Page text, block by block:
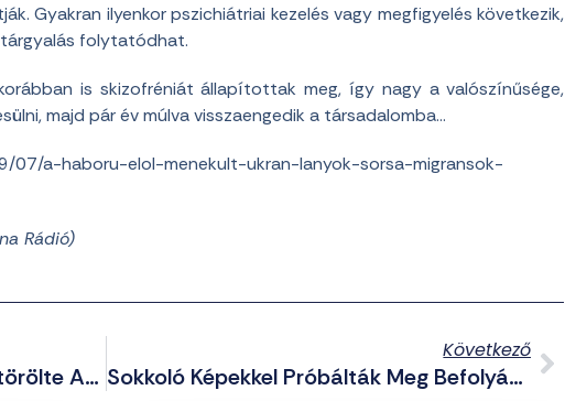
Gyakran ilyenkor pszichiátriai kezelés vagy megfigyelés következik,
tárgyalás folytatódhat.
is skizofréniát állapítottak meg, így nagy a valószínűsége,
majd pár év múlva visszaengedik a társadalomba…
07/a-haboru-elol-menekult-ukran-lanyok-sorsa-migransok-
Rádió)
Egy Katolikus Osztrák Óvoda Eltörölte Az Anyák Napi Ünnepséget A „sokszínűség” Nevében
Következő
Sokkoló Képekkel Próbálták Meg Befolyásolni A Gyerekeket A Vegán Aktivisták Egy Osztrák Iskolában